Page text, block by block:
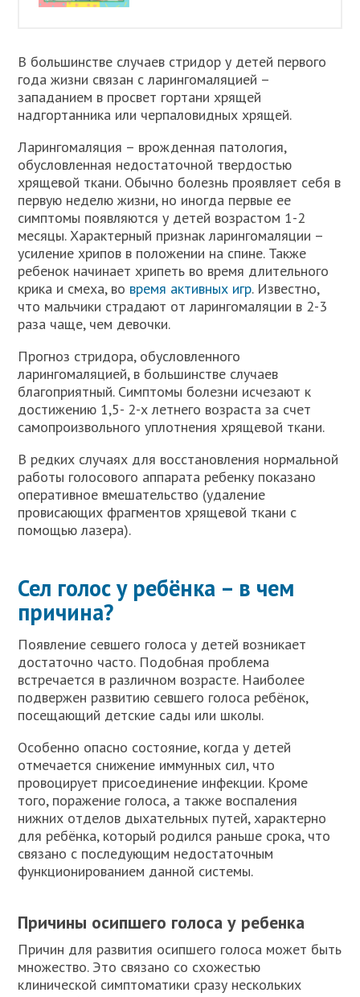
В большинстве случаев стридор у детей первого
года жизни связан с ларингомаляцией –
западанием в просвет гортани хрящей
надгортанника или черпаловидных хрящей.
Ларингомаляция – врожденная патология,
обусловленная недостаточной твердостью
хрящевой ткани. Обычно болезнь проявляет себя в
первую неделю жизни, но иногда первые ее
симптомы появляются у детей возрастом 1-2
месяцы. Характерный признак ларингомаляции –
усиление хрипов в положении на спине. Также
ребенок начинает хрипеть во время длительного
крика и смеха, во время активных игр. Известно,
что мальчики страдают от ларингомаляции в 2-3
раза чаще, чем девочки.
Прогноз стридора, обусловленного
ларингомаляцией, в большинстве случаев
благоприятный. Симптомы болезни исчезают к
достижению 1,5- 2-х летнего возраста за счет
самопроизвольного уплотнения хрящевой ткани.
В редких случаях для восстановления нормальной
работы голосового аппарата ребенку показано
оперативное вмешательство (удаление
провисающих фрагментов хрящевой ткани с
помощью лазера).
Сел голос у ребёнка – в чем
причина?
Появление севшего голоса у детей возникает
достаточно часто. Подобная проблема
встречается в различном возрасте. Наиболее
подвержен развитию севшего голоса ребёнок,
посещающий детские сады или школы.
Особенно опасно состояние, когда у детей
отмечается снижение иммунных сил, что
провоцирует присоединение инфекции. Кроме
того, поражение голоса, а также воспаления
нижних отделов дыхательных путей, характерно
для ребёнка, который родился раньше срока, что
связано с последующим недостаточным
функционированием данной системы.
Причины осипшего голоса у ребенка
Причин для развития осипшего голоса может быть
множество. Это связано со схожестью
клинической симптоматики сразу нескольких